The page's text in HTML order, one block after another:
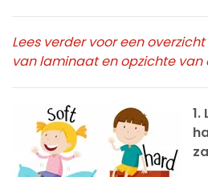
Lees verder voor een
van laminaat en opzichte van
1.